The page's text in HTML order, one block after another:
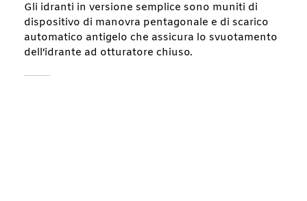
Gli idranti in versione semplice sono muniti di
dispositivo di manovra pentagonale e di scarico
automatico antigelo che assicura lo svuotamento
dell’idrante ad otturatore chiuso.